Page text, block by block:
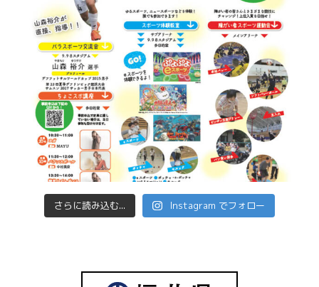
さらに読み込む... Instagram でフォロー